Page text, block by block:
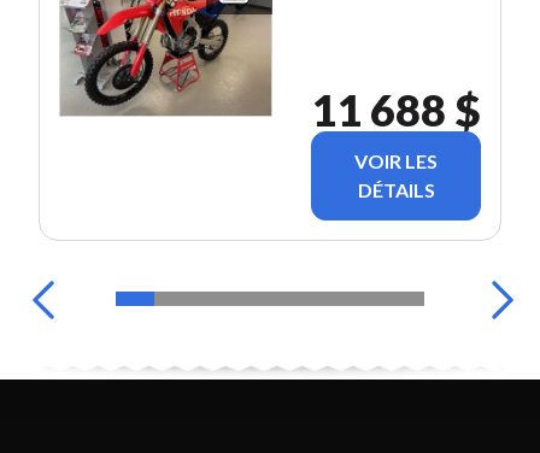
11 688 $
VOIR LES
DÉTAILS